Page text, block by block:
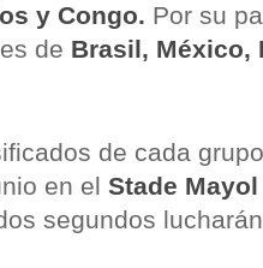
y Congo. Por su
de Brasil, México,
de cada
en el Stade
segundos